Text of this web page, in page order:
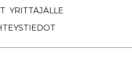
YRITTÄJÄLLE